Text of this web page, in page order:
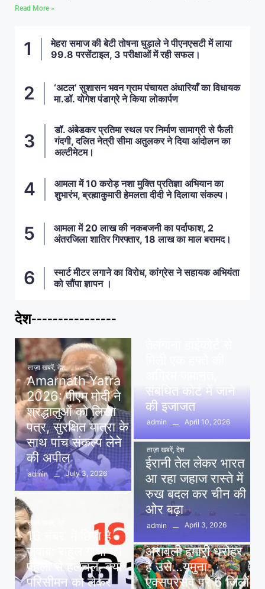
Read More »
मेहरा समाज की बेटी तोषना घुड़ाले ने पीएनएसटी में लाया
99.8 परसेंटाइल, 3 परीक्षाओं में रही सफल।
‘अटल’ सुशासन भवन ग्राम पंचायत अंधारियाँ का विधायक
मा.डॉ. योगेश पंडाग्रे ने किया लोकार्पण
डॉ. अंबेडकर प्रतिमा स्थल पर निर्माण सामाग्री से फैली
गंदगी, दलित नेत्री सीमा अतुलकर ने दिया आंदोलन का
अल्टीमेटम।
आमला में 10 करोड़ नशा मुक्ति प्रतिज्ञा अभियान का
शुभारंभ, ब्रह्माकुमारी हेमलता दीदी ने दिलाया संकल्प।
आमला में 20 लाख की नकबजनी का पर्दाफाश, 2
अंतरजिला शातिर गिरफ्तार, 18 लाख का माल बरामद।
स्मार्ट मीटर लगाने का विरोध, कांग्रेस ने सहायक अभियंता
को सौंपा ज्ञापन ।
देश----------------
ताज़ा खबरें, देश
Amarnath Yatra
2026: पीएम मोदी ने
श्रद्धालुओं को लिखा
पत्र, सुरक्षित यात्रा के
साथ पांच संकल्प लेने
की अपील
admin July 3, 2026
ताज़ा खबरें
16 नंबर’ में छिपा है
जवाब: राहुल गांधी की
पहेली से हलचल, क्या
परिसीमन को लेकर
संबंधित कोर्ट में जाने
की इजाजत
admin April 10, 2026
ताज़ा खबरें, देश
ईरानी तेल लेकर भारत
आ रहा जहाज रास्ते में
रुख बदल कर चीन की
ओर बढ़ा
admin
April 3, 2026
अरावली हमारी धरोहर
है उसे…यमुना
एक्सप्रेसवे पर 6 जिलों